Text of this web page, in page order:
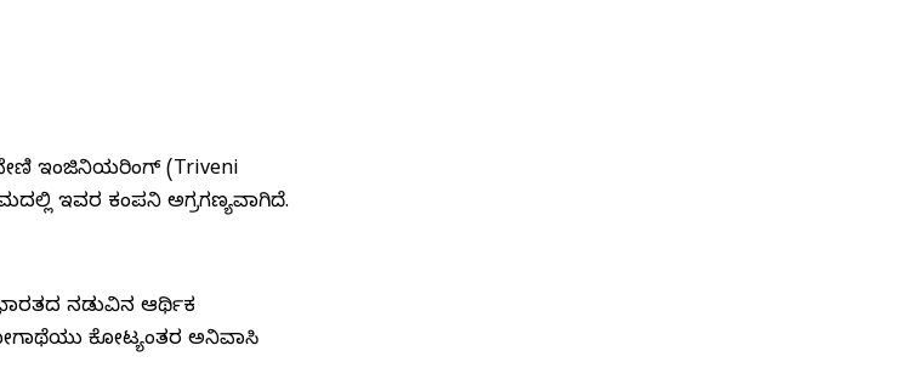
ಇಂಜಿನಿಯರಿಂಗ್ (Triveni
ಇವರ ಕಂಪನಿ ಅಗ್ರಗಣ್ಯವಾಗಿದೆ.
ಭಾರತದ ನಡುವಿನ ಆರ್ಥಿಕ
ಕೋಟ್ಯಂತರ ಅನಿವಾಸಿ